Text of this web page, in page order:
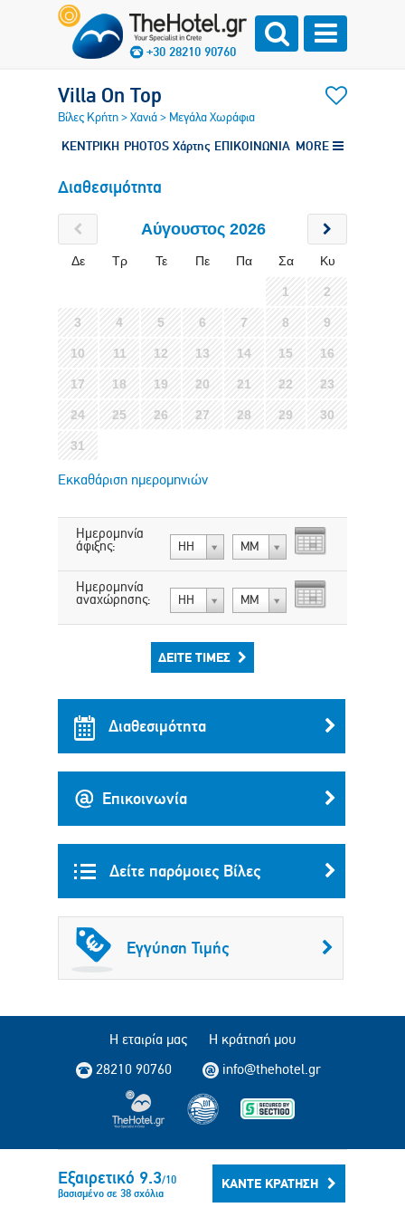
+30 28210 90760
Villa On Top
Βίλες Κρήτη>Χανιά> Μεγάλα Χωράφια
ΚΆΝΤΕ ΚΡΆΤΗΣΗ
Εξαιρετικό 9.3/10
βασισμένο σε 38 σχόλια
ΚΕΝΤΡΙΚΗ PHOTOS Χάρτης ΕΠΙΚΟΙΝΩΝΙΑ MORE
Διαθεσιμότητα
Αύγουστος 2026
Δε Τρ Τε Πε Πα Σα Κυ
1 2
3 4 5 6 7 8 9
10 11 12 13 14 15 16
17 18 19 20 21 22 23
24 25 26 27 28 29 30
31
Εκκαθάριση ημερομηνιών
Ημερομηνία
άφιξης: ΗΗ ΜΜ
Ημερομηνία
αναχώρησης: ΗΗ ΜΜ
ΔΕΊΤΕ ΤΙΜΈΣ
Διαθεσιμότητα
Επικοινωνία
Δείτε παρόμοιες Βίλες
Εγγύηση Τιμής
Η εταιρία μας
Η κράτησή μου
28210 90760
info@thehotel.gr